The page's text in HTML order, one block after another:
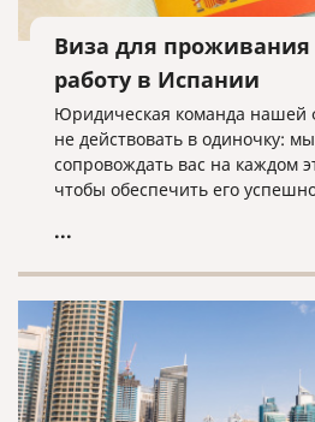
Виза для проживания
работу в Испании
Юридическая команда
не действовать в одиночку:
сопровождать вас на каждом
чтобы обеспечить его
...